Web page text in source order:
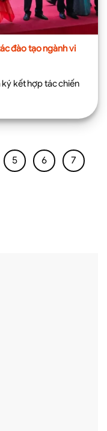
đào tạo ngành vi
kết hợp tác chiến
5 6 7